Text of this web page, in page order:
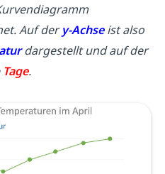
Auf dery-Achseist also
dargestellt und auf der
Tage.